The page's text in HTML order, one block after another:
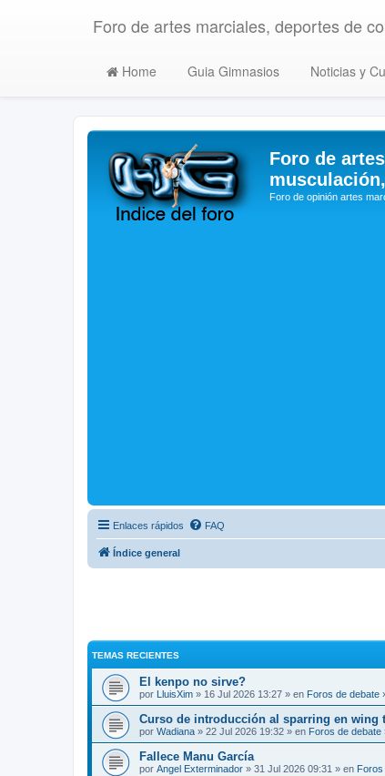
Foro de artes marciales, deportes de
Home Guia Gimnasios Noticias y
Foro de
Foro de opinión artes
Enlaces rápidos FAQ
Índice general
TEMAS RECIENTES
El kenpo no sirve?
por LluisXim » 16 Jul 2026 13:27 » en Foros de debate
Curso de introducción al sparring en wing
por Wadiana » 22 Jul 2026 19:32 » en Foros de debate
Fallece Manu García
por Angel Exterminador » 31 Jul 2026 09:31 » en Foros